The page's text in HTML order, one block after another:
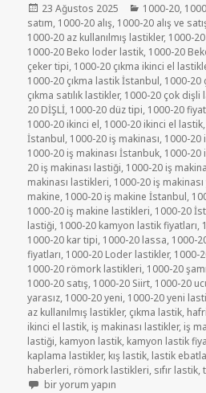
Yayın
tarihi
23 Ağustos 2025 Kategoriler
1000-20,
satım, 1000-20 alış, 1000-20 alış ve
1000-20 az kullanılmış lastikler, 1000-
1000-20 Beko loder lastik, 1000-20
çeker tipi, 1000-20 çıkma ikinci el
1000-20 çıkma lastik İstanbul, 1000-20
çıkma satılık lastikler, 1000-20 çok dişli
20 DİŞLİ, 1000-20 düz tipi, 1000-20
1000-20 ikinci el, 1000-20 ikinci el lastik,
İstanbul, 1000-20 iş makinası, 1000-20
1000-20 iş makinası İstanbuk, 1000-20
20 iş makinası lastiği, 1000-20 iş
makinası lastikleri, 1000-20 iş
makine, 1000-20 iş makine İstanbul,
1000-20 iş makine lastikleri, 1000-20
lastiği, 1000-20 kamyon lastik fiyatları,
1000-20 kar tipi, 1000-20 lassa, 1000-
fiyatları, 1000-20 Loder lastikler, 1000-
1000-20 römork lastikleri, 1000-20
1000-20 satış, 1000-20 Siirt, 1000-20
yarasız, 1000-20 yeni, 1000-20 yeni
az kullanılmış lastikler, çıkma lastik,
ikinci el lastik, iş makinası lastikler, iş
lastiği, kamyon lastik, kamyon lastik
kaplama lastikler, kış lastik, lastik
haberleri, römork lastikleri, sıfır lastik,
AZ KULLANILMIŞ LASTİKLER 1000-
bir yorum yapın